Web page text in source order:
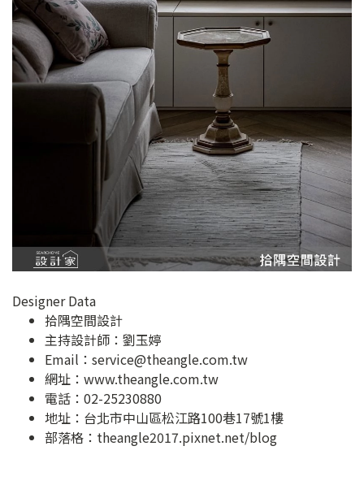
Designer Data
拾隅空間設計
主持設計師：劉玉婷
Email： service@theangle.com.tw
網址： www.theangle.com.tw
電話：02-25230880
地址： 台北市中山區松江路100巷17號1樓
部落格： theangle2017.pixnet.net/blog